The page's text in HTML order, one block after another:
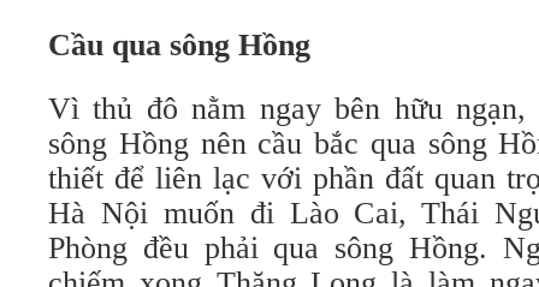
Cầu qua sông Hồng
Vì thủ đô nằm ngay bên hữu
sông Hồng nên cầu bắc qua sông
thiết để liên lạc với phần đất quan
Hà Nội muốn đi Lào Cai, Thái
Phòng đều phải qua sông Hồng.